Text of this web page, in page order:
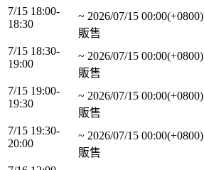
7/15 18:00-
18:30
~ 2026/07/15 00:00(+0800)
販售
7/15 18:30-
19:00
~ 2026/07/15 00:00(+0800)
販售
7/15 19:00-
19:30
~ 2026/07/15 00:00(+0800)
販售
7/15 19:30-
20:00
~ 2026/07/15 00:00(+0800)
販售